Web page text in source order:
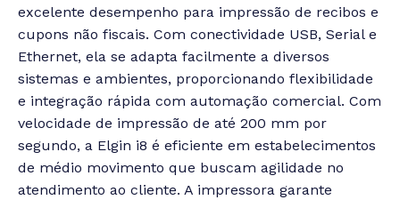
excelente desempenho para impressão de recibos e
cupons não fiscais. Com conectividade USB, Serial e
Ethernet, ela se adapta facilmente a diversos
sistemas e ambientes, proporcionando flexibilidade
e integração rápida com automação comercial. Com
velocidade de impressão de até 200 mm por
segundo, a Elgin i8 é eficiente em estabelecimentos
de médio movimento que buscam agilidade no
atendimento ao cliente. A impressora garante